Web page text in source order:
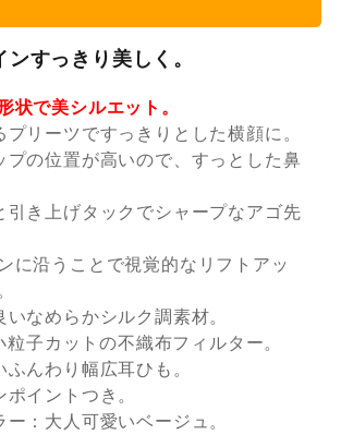
すっきり美しく。
状で美シルエット。
リーツですっきりとした横顔に。
プの位置が高いので、すっとした鼻
引き上げタックでシャープなアゴ先
に沿うことで視覚的なリフトアッ
なめらかシルク調素材。
子カットの不織布フィルター。
んわり幅広耳ひも。
イントつき。
：大人可愛いベージュ。